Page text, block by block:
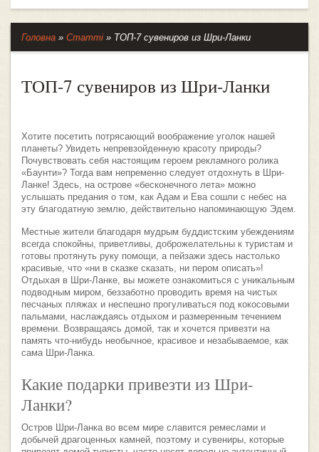
Головна » Статті » ТОП-7 сувениров из Шри-Ланки
ТОП-7 сувениров из Шри-Ланки
Хотите посетить потрясающий воображение уголок нашей
планеты? Увидеть непревзойденную красоту природы?
Почувствовать себя настоящим героем рекламного ролика
«Баунти»? Тогда вам непременно следует отдохнуть в Шри-
Ланке! Здесь, на острове «бесконечного лета» можно
услышать предания о том, как Адам и Ева сошли с небес на
эту благодатную землю, действительно напоминающую Эдем.
Местные жители благодаря мудрым буддистским убеждениям
всегда спокойны, приветливы, доброжелательны к туристам и
готовы протянуть руку помощи, а пейзажи здесь настолько
красивые, что «ни в сказке сказать, ни пером описать»!
Отдыхая в Шри-Ланке, вы можете ознакомиться с уникальным
подводным миром, беззаботно проводить время на чистых
песчаных пляжах и неспешно прогуливаться под кокосовыми
пальмами, наслаждаясь отдыхом и размеренным течением
времени. Возвращаясь домой, так и хочется привезти на
память что-нибудь необычное, красивое и незабываемое, как
сама Шри-Ланка.
Какие подарки привезти из Шри-
Ланки?
Остров Шри-Ланка во всем мире славится ремеслами и
добычей драгоценных камней, поэтому и сувениры, которые